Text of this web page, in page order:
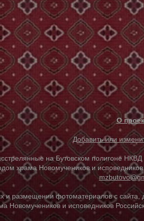
О
Добавить или
на Бутовском полигоне НКВД в
храма Новомучеников и
и размещении фотоматериалов с
и исповедников